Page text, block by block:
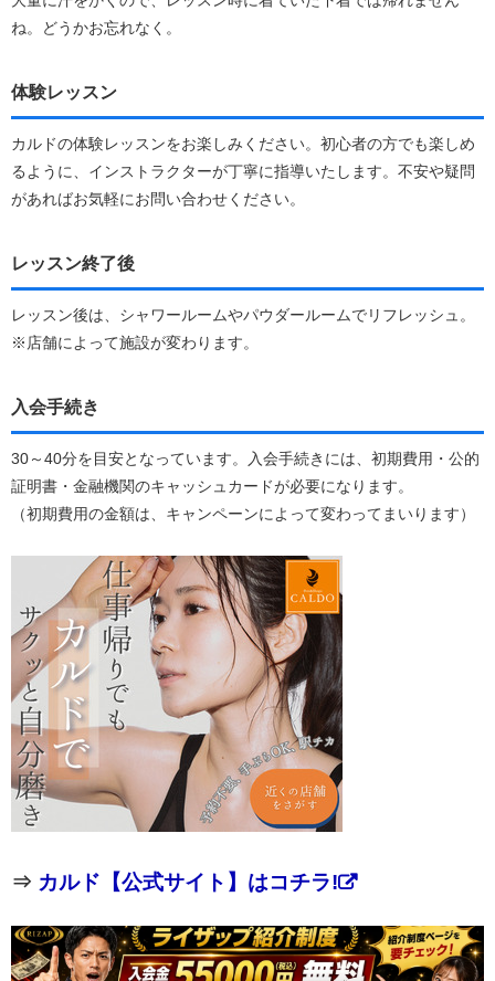
ね。どうかお忘れなく。
体験レッスン
カルドの体験レッスンをお楽しみください。初心者の方でも楽しめ
るように、インストラクターが丁寧に指導いたします。不安や疑問
があればお気軽にお問い合わせください。
レッスン終了後
レッスン後は、シャワールームやパウダールームでリフレッシュ。
※店舗によって施設が変わります。
入会手続き
30～40分を目安となっています。入会手続きには、初期費用・公的
証明書・金融機関のキャッシュカードが必要になります。
（初期費用の金額は、キャンペーンによって変わってまいります）
⇒ カルド【公式サイト】はコチラ!